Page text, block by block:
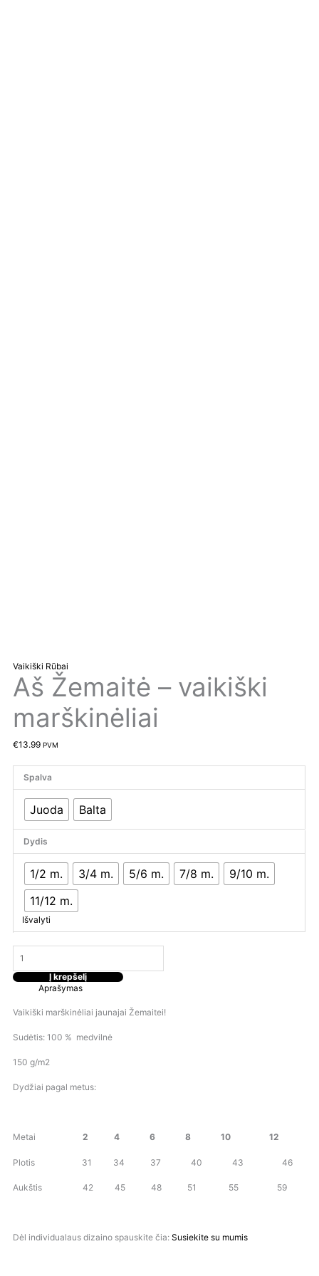
Vaikiški Rūbai
Aš Žemaitė – vaikiški
marškinėliai
€13.99 PVM
Spalva
Juoda Balta
Dydis
1/2 m. 3/4 m. 5/6 m. 7/8 m.
9/10 m.
11/12 m.
Išvalyti
Į krepšelį
Aprašymas
Vaikiški marškinėliai jaunajai Žemaitei!
Sudėtis: 100 % medvilnė
150 g/m2
Dydžiai pagal metus:
Metai 2 4 6 8 10 12
Plotis 31 34 37 40 43 46
Aukštis 42 45 48 51 55 59
Dėl individualaus dizaino spauskite čia:Susiekite su mumis